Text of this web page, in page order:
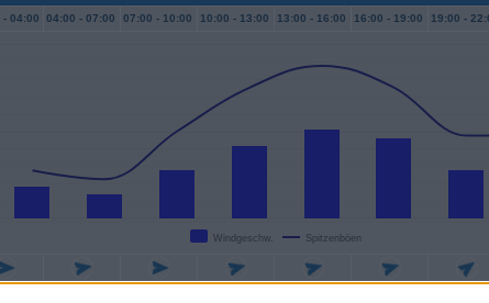
- 04:00 04:00 - 07:00 07:00 - 10:00 10:00 - 13:00 13:00 - 16:00 16:00 - 19:00 19:00 -
Windgeschw. Spitzenböen